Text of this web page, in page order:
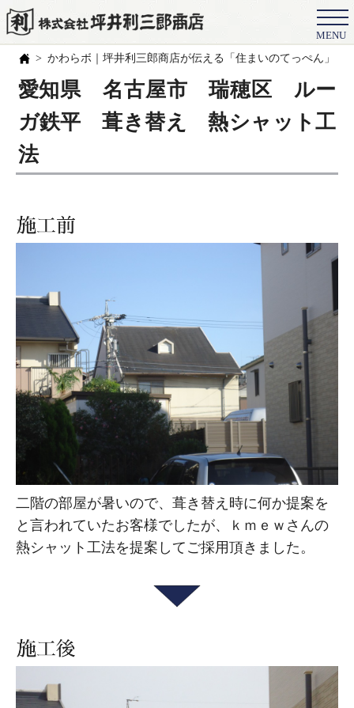
会社概要
選ばれる理由
施工事例
スタッフ
職人紹介
ブログ
豆知識
MENU
かわらボ｜坪井利三郎商店が伝える「住まいのてっぺん」の
愛知県 名古屋市 瑞穂区 ルー
ガ鉄平 葺き替え 熱シャット工
法
二階の部屋が暑いので、葺き替え時に何か提案を
と言われていたお客様でしたが、ｋｍｅｗさんの
熱シャット工法を提案してご採用頂きました。